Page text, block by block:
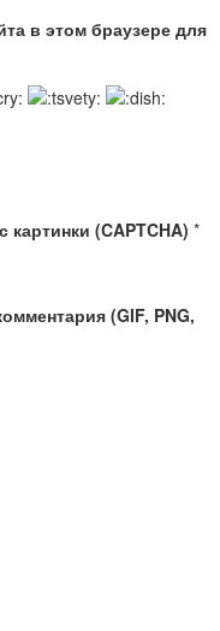
в этом браузере для
картинки (CAPTCHA) *
(GIF, PNG,